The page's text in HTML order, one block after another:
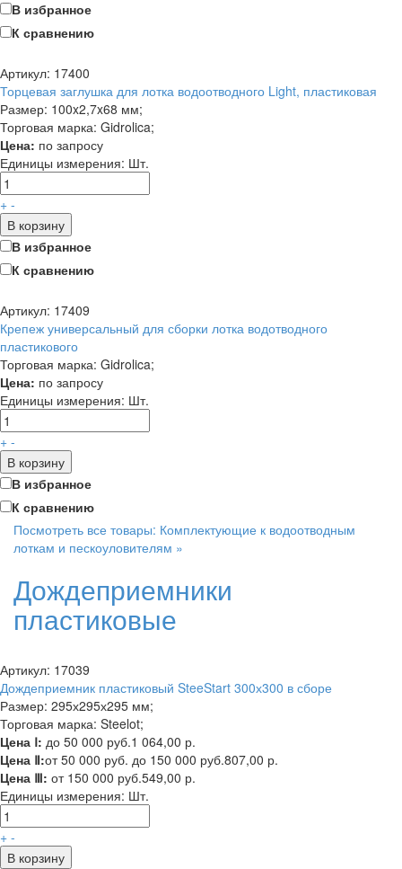
В избранное
К сравнению
Артикул: 17400
Торцевая заглушка для лотка водоотводного Light, пластиковая
Размер: 100x2,7x68 мм;
Торговая марка: Gidrolica;
Цена: по запросу
Единицы измерения: Шт.
+ -
В корзину
В избранное
К сравнению
Артикул: 17409
Крепеж универсальный для сборки лотка водотводного
пластикового
Торговая марка: Gidrolica;
Цена: по запросу
Единицы измерения: Шт.
+ -
В корзину
В избранное
К сравнению
Посмотреть все товары: Комплектующие к водоотводным
лоткам и пескоуловителям »
Дождеприемники
пластиковые
Артикул: 17039
Дождеприемник пластиковый SteeStart 300х300 в сборе
Размер: 295х295х295 мм;
Торговая марка: Steelot;
Цена Ⅰ: до 50 000 руб.1 064,00 р.
Цена Ⅱ:от 50 000 руб. до 150 000 руб.807,00 р.
Цена Ⅲ: от 150 000 руб.549,00 р.
Единицы измерения: Шт.
+ -
В корзину